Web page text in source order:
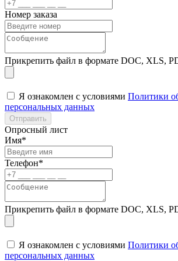
Номер заказа
Прикрепить файл в формате DOC, XLS,
Я ознакомлен с условиями Политики
персональных данных
Отправить
Опросный лист
Имя*
Телефон*
Прикрепить файл в формате DOC, XLS,
Я ознакомлен с условиями Политики
персональных данных